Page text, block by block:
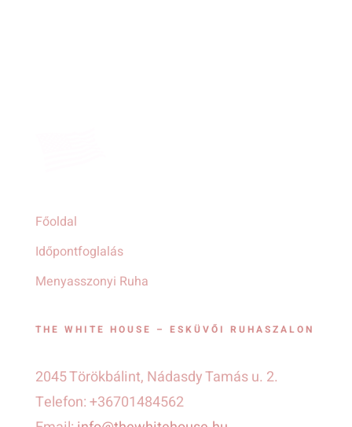
Főoldal
Időpontfoglalás
Menyasszonyi Ruha
THE WHITE HOUSE – ESKÜVŐI RUHASZALON
2045 Törökbálint, Nádasdy Tamás u. 2.
Telefon: +36701484562